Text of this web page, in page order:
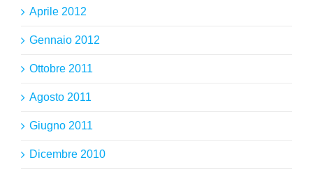
Aprile 2012
Gennaio 2012
Ottobre 2011
Agosto 2011
Giugno 2011
Dicembre 2010